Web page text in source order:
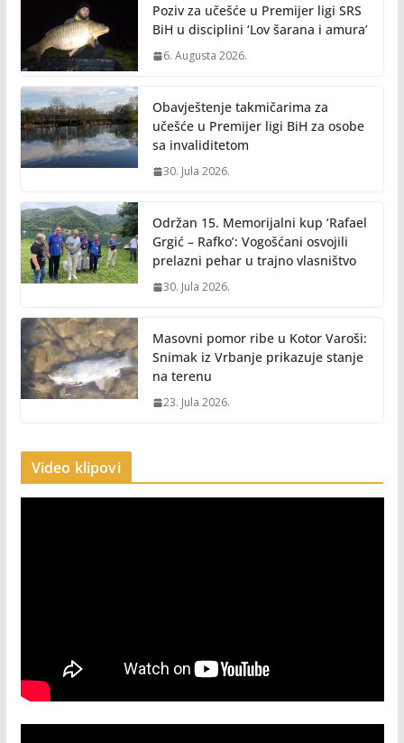
Poziv za učešće u Premijer ligi SRS
BiH u disciplini ‘Lov šarana i amura’
6. Augusta 2026.
Obavještenje takmičarima za
učešće u Premijer ligi BiH za osobe
sa invaliditetom
30. Jula 2026.
Održan 15. Memorijalni kup ‘Rafael
Grgić – Rafko’: Vogošćani osvojili
prelazni pehar u trajno vlasništvo
30. Jula 2026.
Masovni pomor ribe u Kotor Varoši:
Snimak iz Vrbanje prikazuje stanje
na terenu
23. Jula 2026.
Video klipovi